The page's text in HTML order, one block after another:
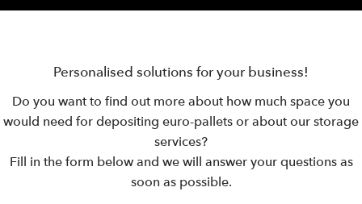
Personalised solutions for your business!
Do you want to find out more about how much space you
would need for depositing euro-pallets or about our storage
services?
Fill in the form below and we will answer your questions as
soon as possible.